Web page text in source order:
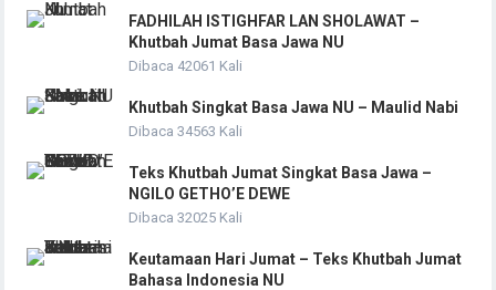
FADHILAH ISTIGHFAR LAN SHOLAWAT –
Khutbah Jumat Basa Jawa NU
Dibaca 42061 Kali
Khutbah Singkat Basa Jawa NU – Maulid Nabi
Dibaca 34563 Kali
Teks Khutbah Jumat Singkat Basa Jawa –
NGILO GETHO’E DEWE
Dibaca 32025 Kali
Keutamaan Hari Jumat – Teks Khutbah Jumat
Bahasa Indonesia NU